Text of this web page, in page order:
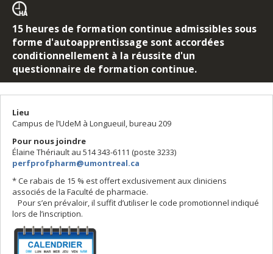
15 heures de formation continue admissibles sous
forme d'autoapprentissage sont accordées
conditionnellement à la réussite d'un
questionnaire de formation continue.
Lieu
Campus de l’UdeM à Longueuil, bureau 209
Pour nous joindre
Élaine Thériault au 514 343-6111 (poste 3233)
perfprofpharm@umontreal.ca
* Ce rabais de 15 % est offert exclusivement aux cliniciens
associés de la Faculté de pharmacie.
Pour s’en prévaloir, il suffit d’utiliser le code promotionnel indiqué
lors de l’inscription.